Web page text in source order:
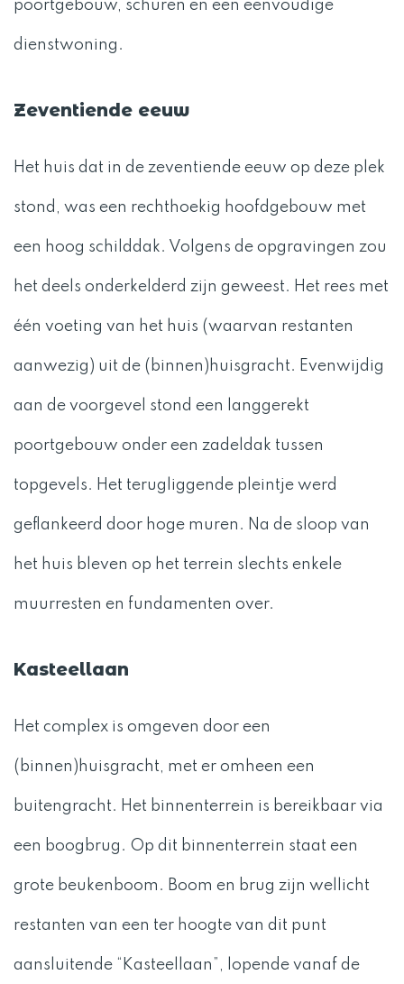
poortgebouw, schuren en een eenvoudige
dienstwoning.
Zeventiende eeuw
Het huis dat in de zeventiende eeuw op deze plek
stond, was een rechthoekig hoofdgebouw met
een hoog schilddak. Volgens de opgravingen zou
het deels onderkelderd zijn geweest. Het rees met
één voeting van het huis (waarvan restanten
aanwezig) uit de (binnen)huisgracht. Evenwijdig
aan de voorgevel stond een langgerekt
poortgebouw onder een zadeldak tussen
topgevels. Het terugliggende pleintje werd
geflankeerd door hoge muren. Na de sloop van
het huis bleven op het terrein slechts enkele
muurresten en fundamenten over.
Kasteellaan
Het complex is omgeven door een
(binnen)huisgracht, met er omheen een
buitengracht. Het binnenterrein is bereikbaar via
een boogbrug. Op dit binnenterrein staat een
grote beukenboom. Boom en brug zijn wellicht
restanten van een ter hoogte van dit punt
aansluitende “Kasteellaan”, lopende vanaf de